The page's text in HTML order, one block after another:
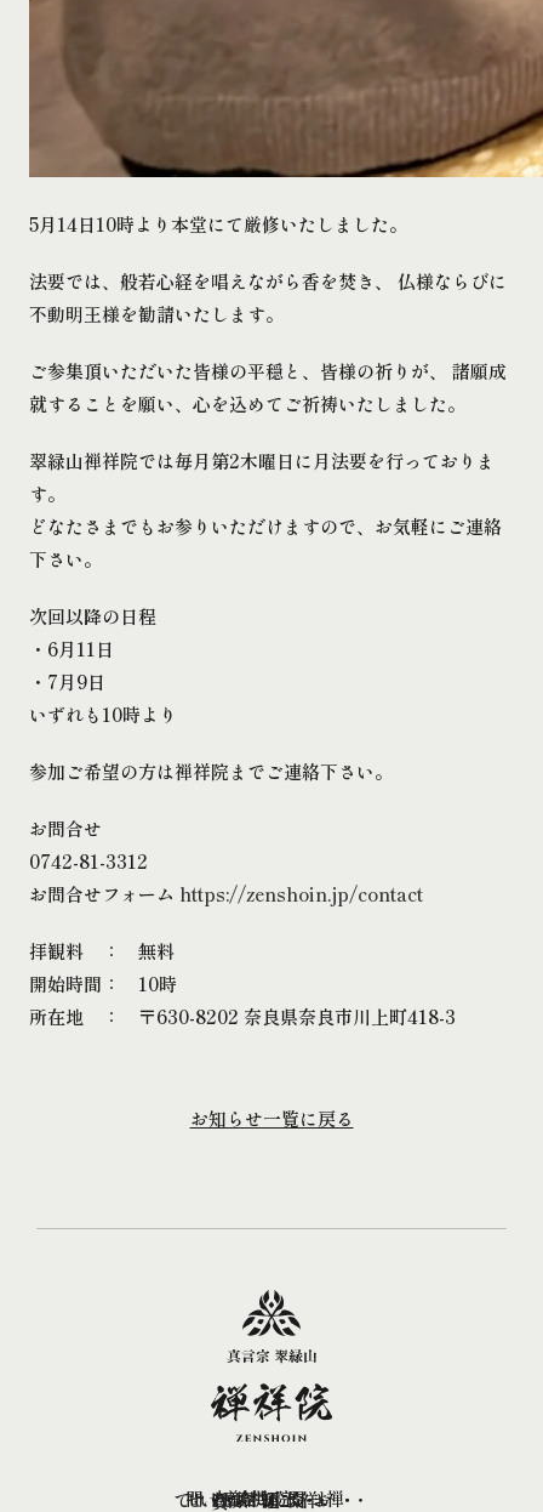
5月14日10時より本堂にて厳修いたしました。
法要では、般若心経を唱えながら香を焚き、 仏様ならびに
不動明王様を勧請いたします。
ご参集頂いただいた皆様の平穏と、皆様の祈りが、 諸願成
就することを願い、心を込めてご祈祷いたしました。
翠緑山禅祥院では毎月第2木曜日に月法要を行っておりま
す。
どなたさまでもお参りいただけますので、お気軽にご連絡
下さい。
次回以降の日程
・6月11日
・7月9日
いずれも10時より
参加ご希望の方は禅祥院までご連絡下さい。
お問合せ
0742-81-3312
お問合せフォーム https://zenshoin.jp/contact
拝観料 ： 無料
開始時間： 10時
所在地 ： 〒630-8202 奈良県奈良市川上町418-3
お知らせ一覧に戻る
・禅祥院について ・ご供養
・ご祈願
・よく頂く質問・交通案内
・お知らせ
・お問い合わせ